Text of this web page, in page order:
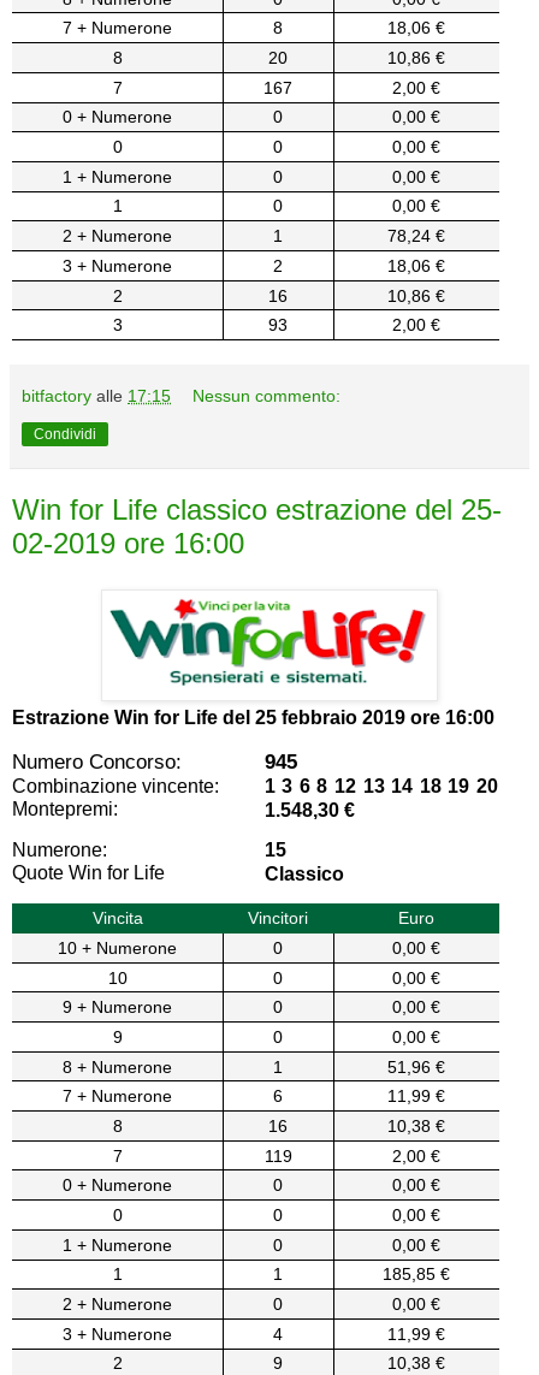
7 + Numerone
8
18,06 €
8
20
10,86 €
7
167
2,00 €
0 + Numerone
0
0,00 €
0
0
0,00 €
1 + Numerone
0
0,00 €
1
0
0,00 €
2 + Numerone
1
78,24 €
3 + Numerone
2
18,06 €
2
16
10,86 €
3
93 2,00 €
bitfactory alle 17:15 Nessun commento:
Condividi
Win for Life classico estrazione del 25-
02-2019 ore 16:00
Estrazione Win for Life del 25 febbraio 2019 ore 16:00
Numero Concorso: 945
Combinazione vincente:
1 3 6 8 12 13 14 18 19 20
Montepremi:
1.548,30 €
Numerone:
15
Quote Win for Life
Classico
Vincita Vincitori
Euro
10 + Numerone
0
0,00 €
10
0
0,00 €
9 + Numerone
0
0,00 €
9
0
0,00 €
8 + Numerone
1
51,96 €
7 + Numerone
6
11,99 €
8
16
10,38 €
7
119
2,00 €
0 + Numerone
0
0,00 €
0
0
0,00 €
1 + Numerone
0
0,00 €
1
1
185,85 €
2 + Numerone
0
0,00 €
3 + Numerone
4
11,99 €
2
9
10,38 €